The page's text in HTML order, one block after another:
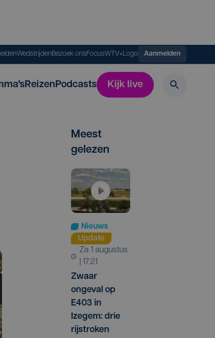
WedstrijdenBezoek onsFocusWTV+Logo Aanmelden
ReizenPodcasts Kijk live
Meest
gelezen
Nieuws
Update
za 1 augustus
| 17:21
Zwaar
ongeval op
E403 in
Izegem: drie
rijstroken